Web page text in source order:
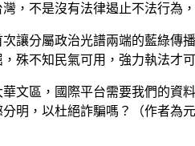
，不是沒有法律遏止不法行為
讓分屬政治光譜兩端的藍綠
殊不知民氣可用，強力執法才可
文區，國際平台需要我們的資
明，以杜絕詐騙嗎？（作者為